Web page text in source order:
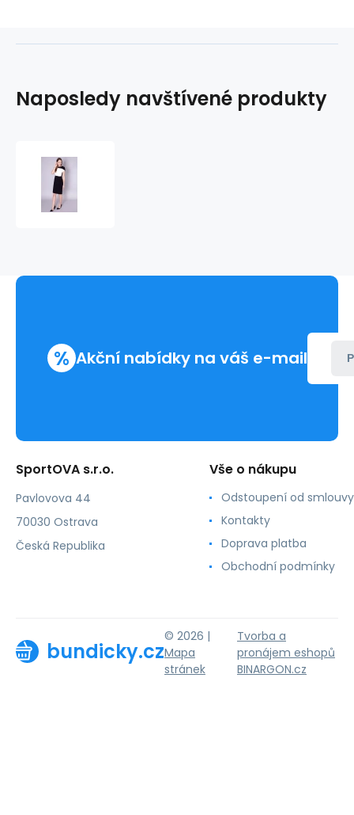
Naposledy navštívené produkty
% Akční nabídky na váš e-mail
SportOVA s.r.o.
Pavlovova 44
70030 Ostrava
Česká Republika
Vše o nákupu
Odstoupení od smlouvy
Kontakty
Doprava platba
Obchodní podmínky
bundicky.cz
© 2026 |
Mapa
stránek
Tvorba a
pronájem eshopů
BINARGON.cz